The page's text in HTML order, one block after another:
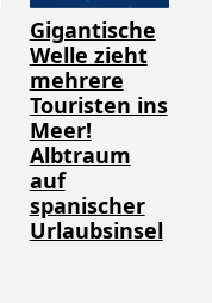
Gigantische
Welle zieht
mehrere
Touristen ins
Meer!
Albtraum
auf
spanischer
Urlaubsinsel